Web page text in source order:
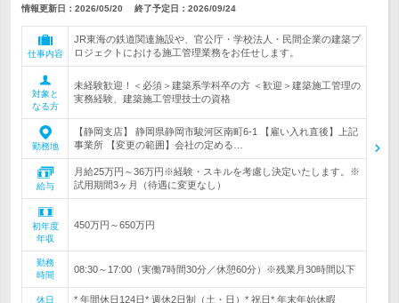
情報更新日：2026/05/20 終了予定日： 2026/09/24
仕事内容
JR東海の鉄道関連施設や、官公庁・学校法人・民間企業の建築プ
ロジェクトにおける施工管理業務をお任せします。
対象と
なる方
未経験歓迎！＜必須＞建築系学科卒の方 ＜歓迎＞建築施工管理の
実務経験、建築施工管理技士の資格
勤務地
【静岡支店】 静岡県静岡市駿河区南町6-1 【雇い入れ直後】上記
事業所 【変更の範囲】会社の定める…
給与
月給25万円～36万円※経験・スキルを考慮し決定いたします。※
試用期間3ヶ月（待遇に変更なし）
初年度
年収
450万円～650万円
勤務
時間
08:30～17:00（実働7時間30分／休憩60分）※残業月30時間以下
休日
* 年間休日124日* 週休2日制（土・日）* 祝日* 年末年始休暇